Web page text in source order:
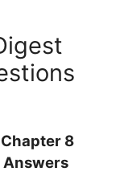
8
Answers